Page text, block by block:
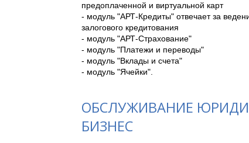
предоплаченной и виртуальной карт
- модуль "АРТ-Кредиты" отвечает за
залогового кредитования
- модуль "АРТ-Страхование"
- модуль "Платежи и переводы"
- модуль "Вклады и счета"
- модуль "Ячейки".
ОБСЛУЖИВАНИЕ
БИЗНЕС